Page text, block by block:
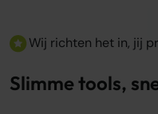
Wij richten het in, jij
Slimme tools,